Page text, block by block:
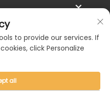
to provide our services. If
click Personalize
all